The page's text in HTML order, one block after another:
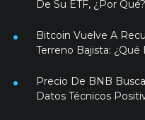
De Su ETF, ¿Por Qué?
Bitcoin Vuelve A
Terreno Bajista: ¿Qué
Precio De BNB
Datos Técnicos